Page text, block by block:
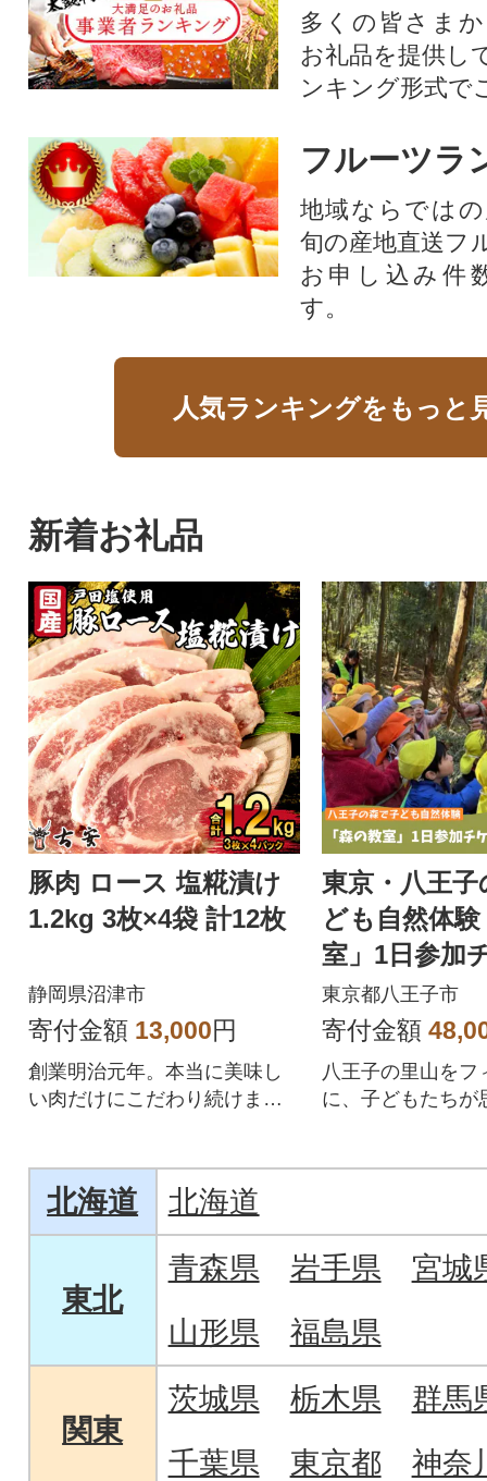
多くの皆さま
お礼品を提供し
ンキング形式で
フルーツラ
地域ならでは
旬の産地直送フ
お申し込み件
す。
人気ランキングをもっと
新着お礼品
豚肉 ロース 塩糀漬け
1.2kg 3枚×4袋 計12枚
静岡県沼津市
寄付金額 13,000円
創業明治元年。本当に美味し
い肉だけにこだわり続けまし
東京・八王
ども自然体
室」1日参加
東京都八王子市
寄付金額
八王子の里山をフ
に、子どもたちが
北海道 北海道
東北
青森県 岩手県
宮城
山形県
福島県
関東
茨城県 栃木県
群馬
千葉県
東京都 神奈